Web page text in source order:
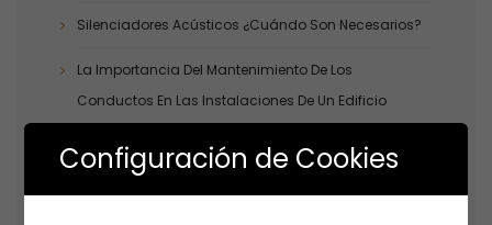
Silenciadores Acústicos ¿cuándo Son Necesarios?
La Importancia Del Mantenimiento De Los
Conductos En Las Instalaciones De Un Edificio
Silenciadores Disipativos ¿cuándo Son Necesarios?
Configuración de Cookies